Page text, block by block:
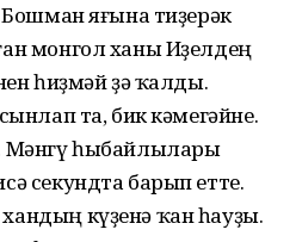
Бошман яғына тиҙерәк
монгол ханы Иҙелдең
һиҙмәй ҙә ҡалды.
та, бик кәмегәйне.
Мәнгү һыбайлылары
секундта барып етте.
күҙенә ҡан һауҙы.